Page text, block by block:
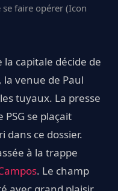
faire opérer (Icon
capitale décide de
venue de Paul
tuyaux. La presse
se plaçait
dans ce dossier.
à la trappe
. Le champ